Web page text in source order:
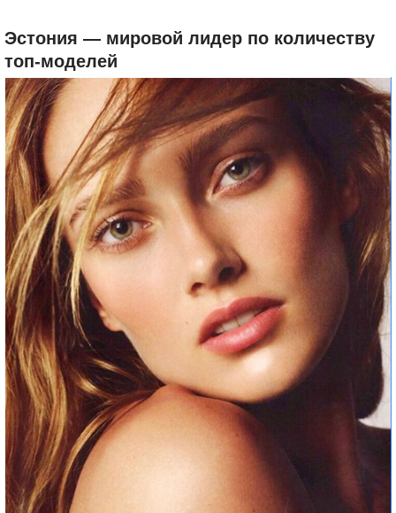
Эстония — мировой лидер по количеству
топ-моделей